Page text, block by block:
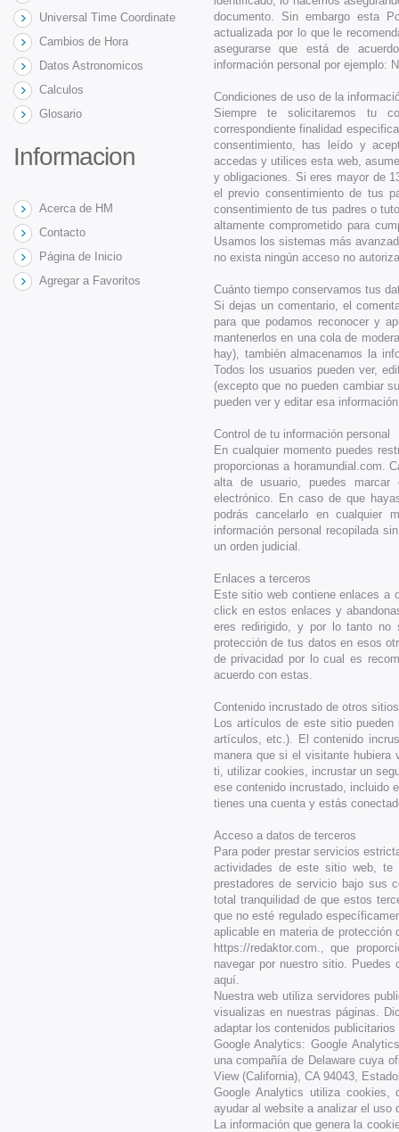
Universal Time Coordinate
Cambios de Hora
Datos Astronomicos
Calculos
Glosario
Informacion
Acerca de HM
Contacto
Página de Inicio
Agregar a Favoritos
documento. Sin embargo esta
actualizada por lo que le
asegurarse que está de
información personal por ejemplo:
Condiciones de uso de la
Siempre te solicitaremos tu
correspondiente finalidad
consentimiento, has leído y
accedas y utilices esta web,
y obligaciones. Si eres mayor de
el previo consentimiento de tus
consentimiento de tus padres o
altamente comprometido para
Usamos los sistemas más
no exista ningún acceso no
Cuánto tiempo conservamos tus
Si dejas un comentario, el
para que podamos reconocer y
mantenerlos en una cola de
hay), también almacenamos la
Todos los usuarios pueden ver,
(excepto que no pueden cambiar
pueden ver y editar esa
Control de tu información personal
En cualquier momento puedes
proporcionas a horamundial.com.
alta de usuario, puedes
electrónico. En caso de que
podrás cancelarlo en cualquier
información personal recopilada
un orden judicial.
Enlaces a terceros
Este sitio web contiene enlaces a
click en estos enlaces y
eres redirigido, y por lo tanto no
protección de tus datos en esos
de privacidad por lo cual es
acuerdo con estas.
Contenido incrustado de otros
Los artículos de este sitio
artículos, etc.). El contenido
manera que si el visitante hubiera
ti, utilizar cookies, incrustar un
ese contenido incrustado, incluido
tienes una cuenta y estás
Acceso a datos de terceros
Para poder prestar servicios
actividades de este sitio web, te
prestadores de servicio bajo sus
total tranquilidad de que estos
que no esté regulado
aplicable en materia de
https://redaktor.com., que
navegar por nuestro sitio.
aquí.
Nuestra web utiliza servidores
visualizas en nuestras páginas.
adaptar los contenidos
Google Analytics: Google
una compañía de Delaware cuya
View (California), CA 94043,
Google Analytics utiliza cookies,
ayudar al website a analizar el uso
La información que genera la